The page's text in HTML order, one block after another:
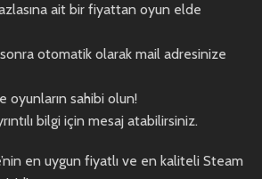
ait bir fiyattan oyun elde
otomatik olarak mail adresinize
oyunların sahibi olun!
bilgi için mesaj atabilirsiniz.
en uygun fiyatlı ve en kaliteli Steam